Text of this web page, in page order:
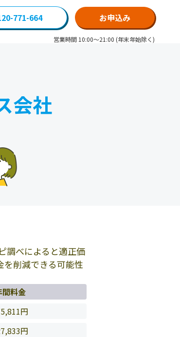
771-664 お申込み
営業時間 10:00～21:00 (年末年始除く)
会社
調べによると適正価
を削減できる可能性
間料金
円
円